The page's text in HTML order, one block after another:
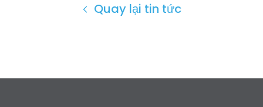
Quay lại tin tức